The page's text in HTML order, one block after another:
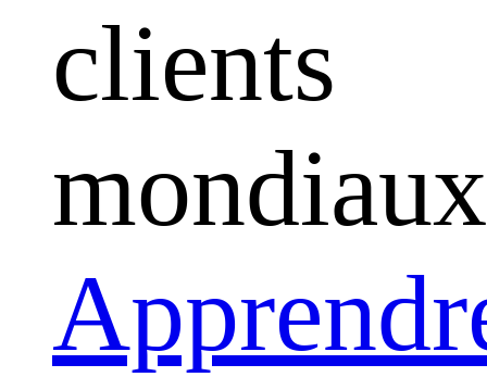
clients